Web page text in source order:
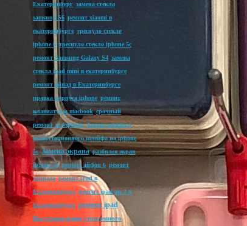
Екатеринбург замена стекла
samsung S6 ремонт xiaomi в
екатеринбурге треснуло стекло
iphone 6 треснуло стекло iphone 5c
ремонт Samsung Galaxy S4 замена
стекла ipad mini в екатеринбурге
ремонт айпад в Екатеринбурге
правка корпуса iphone ремонт
клавиатуры macbook срочный
ремонт телефонов Замена нижнего
коммутационного шлейфа на iphone
5c Замена экрана разбился экран
iphone 5s ремонт айфон 6 ремонт
тачпада ремонт iPad в
Екатеринбурге ремонт ipad air 2 в
Екатеринбурге ремонт ipad
Восстановление утопленного